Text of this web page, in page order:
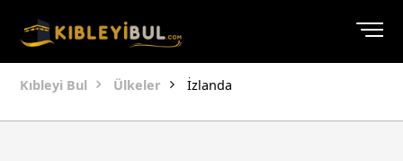
Kıbleyi Bul Ülkeler İzlanda